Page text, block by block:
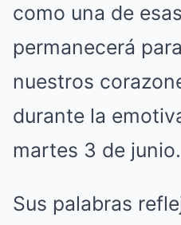
como una de
permanecerá
nuestros
durante la
martes 3 de junio.
Sus palabras